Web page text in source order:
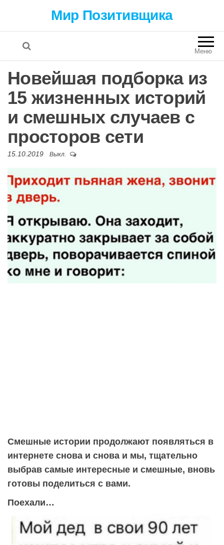
Мир Позитивщика
Меню
Новейшая подборка из
15 жизненных историй
и смешных случаев с
просторов сети
15.10.2019 Выкл.
Смешные истории продолжают появляться в
интернете снова и снова и мы, тщательно
выбрав самые интересные и смешные, вновь
готовы поделиться с вами.
Поехали…